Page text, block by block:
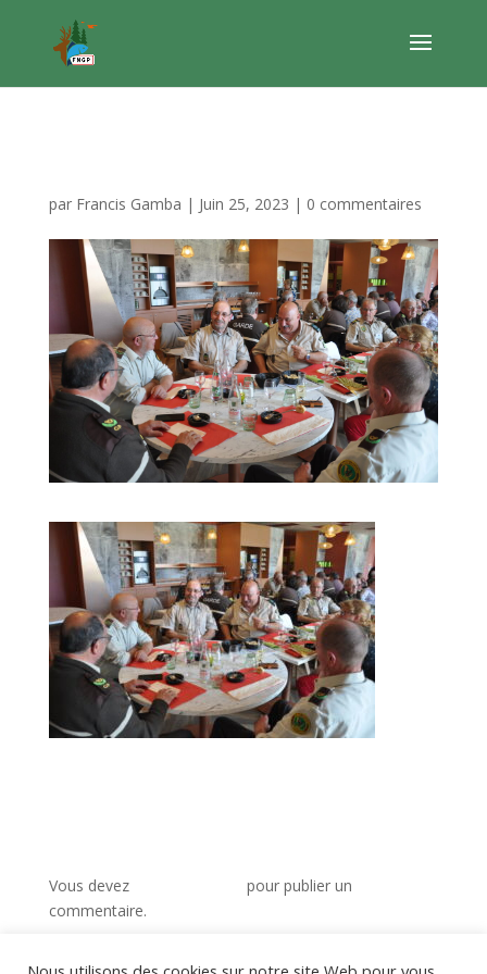
par Francis Gamba | Juin 25, 2023 | 0 commentaires
Vous devez
pour publier un
commentaire.